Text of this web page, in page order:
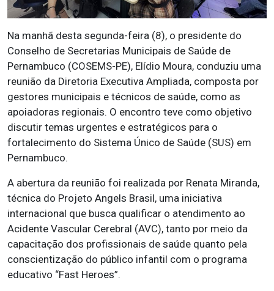
Na manhã desta segunda-feira (8), o presidente do
Conselho de Secretarias Municipais de Saúde de
Pernambuco (COSEMS-PE), Elídio Moura, conduziu uma
reunião da Diretoria Executiva Ampliada, composta por
gestores municipais e técnicos de saúde, como as
apoiadoras regionais. O encontro teve como objetivo
discutir temas urgentes e estratégicos para o
fortalecimento do Sistema Único de Saúde (SUS) em
Pernambuco.
A abertura da reunião foi realizada por Renata Miranda,
técnica do Projeto Angels Brasil, uma iniciativa
internacional que busca qualificar o atendimento ao
Acidente Vascular Cerebral (AVC), tanto por meio da
capacitação dos profissionais de saúde quanto pela
conscientização do público infantil com o programa
educativo “Fast Heroes”.